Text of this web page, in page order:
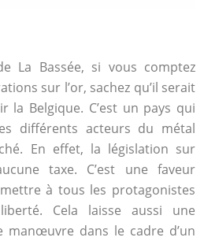
La Bassée, si vous comptez
sur l’or, sachez qu’il serait
la Belgique. C’est un pays qui
différents acteurs du métal
En effet, la législation sur
taxe. C’est une faveur
à tous les protagonistes
Cela laisse aussi une
manœuvre dans le cadre d’un